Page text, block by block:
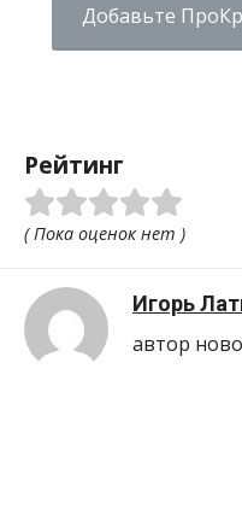
Добавьте
Рейтинг
( Пока оценок нет )
Игорь
автор